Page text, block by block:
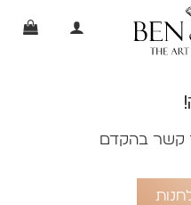
קשר בהקדם